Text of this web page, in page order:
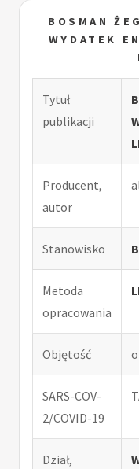
BOSMAN
WYDATEK
Tytuł
publikacji
Producent,
autor
Stanowisko
Metoda
opracowania
Objętość
SARS-COV-
2/COVID-19
Dział,